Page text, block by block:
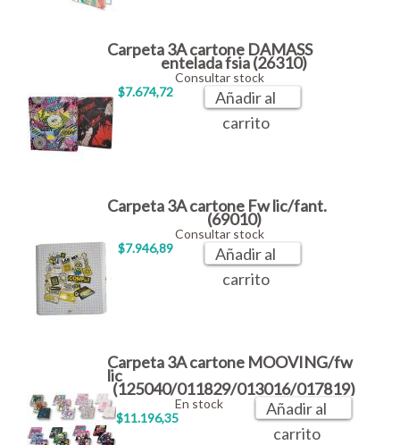
Carpeta 3A cartone DAMASS
entelada fsia (26310)
$7.674,72
Consultar stock
Añadir al
carrito
Carpeta 3A cartone Fw lic/fant.
(69010)
$7.946,89
Consultar stock
Añadir al
carrito
Carpeta 3A cartone MOOVING/fw
lic
(125040/011829/013016/017819)
$11.196,35
En stock
Añadir al
carrito